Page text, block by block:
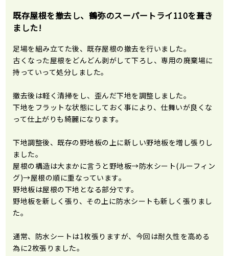
既存屋根を撤去し、鶴弥のスーパートライ110を葺き
ました!
足場を組み立てた後、既存屋根の撤去を行いました。
古くなった屋根をどんどん剥がして下ろし、専用の廃棄場に
持っていって処分しました。
撤去後は軽く清掃をし、歪んだ下地を調整しました。
下地をフラットな状態にしておく事により、仕舞いが良くな
って仕上がりも綺麗になります。
下地調整後、既存の野地板の上に新しい野地板を増し張りし
ました。
屋根の構造は大まかに言うと野地板→防水シート(ルーフィン
グ)→屋根の順に重なっています。
野地板は屋根の下地となる部分です。
野地板を新しく張り、その上に防水シートも新しく張りまし
た。
通常、防水シートは1枚張りますが、今回は耐久性を高める
為に2枚張りました。